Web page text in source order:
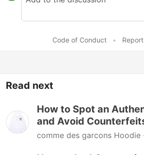
Code of Conduct •
Read next
How to Spot an
and Avoid
comme des garcons Hoodie